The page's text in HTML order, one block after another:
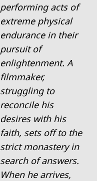
performing acts of
extreme physical
endurance in their
pursuit of
enlightenment. A
filmmaker,
struggling to
reconcile his
desires with his
faith, sets off to the
strict monastery in
search of answers.
When he arrives,